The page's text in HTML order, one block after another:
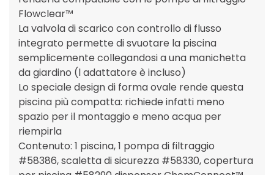
Flowclear™
La valvola di scarico con controllo di flusso
integrato permette di svuotare la piscina
semplicemente collegandosi a una manichetta
da giardino (l adattatore è incluso)
Lo speciale design di forma ovale rende questa
piscina più compatta: richiede infatti meno
spazio per il montaggio e meno acqua per
riempirla
Contenuto: 1 piscina, 1 pompa di filtraggio
#58386, scaletta di sicurezza #58330, copertura